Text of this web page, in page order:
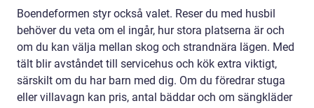
Boendeformen styr också valet. Reser du med husbil
behöver du veta om el ingår, hur stora platserna är och
om du kan välja mellan skog och strandnära lägen. Med
tält blir avståndet till servicehus och kök extra viktigt,
särskilt om du har barn med dig. Om du föredrar stuga
eller villavagn kan pris, antal bäddar och om sängkläder